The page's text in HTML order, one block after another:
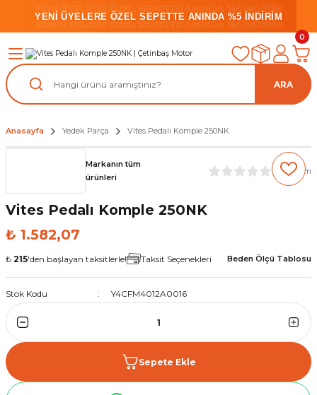
YENİ ÜYELERE ÖZEL SEPETTE ANINDA %5 İNDİRİM
YENİ ÜYELERE ÖZEL SEPETTE ANINDA %5 İNDİRİM
YENİ ÜYELERE ÖZEL SEPETTE ANINDA %5 İNDİRİM
ARA
0
Anasayfa Yedek Parça Vites Pedalı Komple 250NK
Markanın tüm
ürünleri
(0) Yorum
Vites Pedalı Komple 250NK
₺ 1.582,07
₺ 215'den başlayan taksitlerle! Taksit Seçenekleri Beden Ölçü Tablosu
Stok Kodu Y4CFM4012A0016
Sepete Ekle